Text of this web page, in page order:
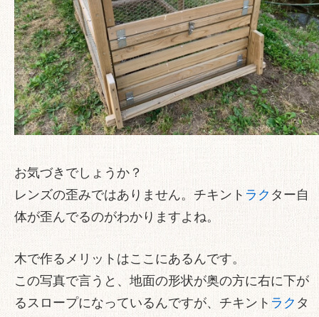
お気づきでしょうか？
レンズの歪みではありません。チキント ラク ター自
体が歪んでるのがわかりますよね。
木で作るメリットはここにあるんです。
この写真で言うと、地面の形状が奥の方に右に下が
るスロープになっているんですが、チキント ラク タ